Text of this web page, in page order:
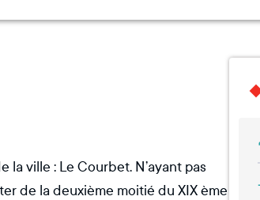
la ville : Le Courbet. N’ayant pas
de la deuxième moitié du XIX ème